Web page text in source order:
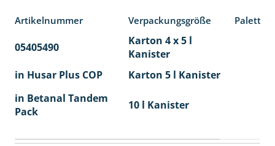
Artikelnummer Verpackungsgröße
05405490
Karton 4 x 5 l
Kanister
in Husar Plus COP Karton 5 l Kanister
in Betanal Tandem
Pack
10 l Kanister